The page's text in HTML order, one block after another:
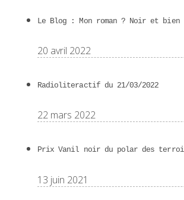
Le Blog : Mon roman ? Noir et
20 avril 2022
Radioliteractif du 21/03/2022
22 mars 2022
Prix Vanil noir du polar des
13 juin 2021